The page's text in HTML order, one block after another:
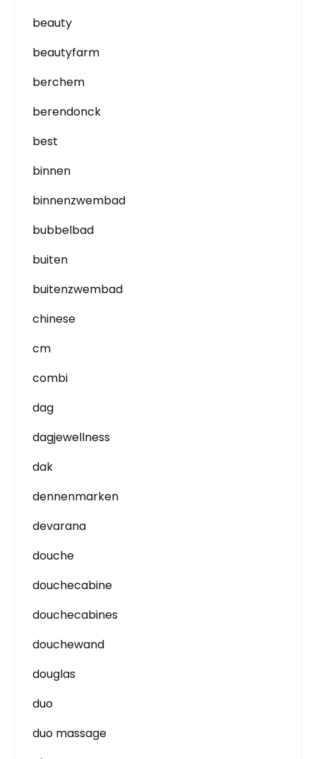
beauty
beautyfarm
berchem
berendonck
best
binnen
binnenzwembad
bubbelbad
buiten
buitenzwembad
chinese
cm
combi
dag
dagjewellness
dak
dennenmarken
devarana
douche
douchecabine
douchecabines
douchewand
douglas
duo
duo massage